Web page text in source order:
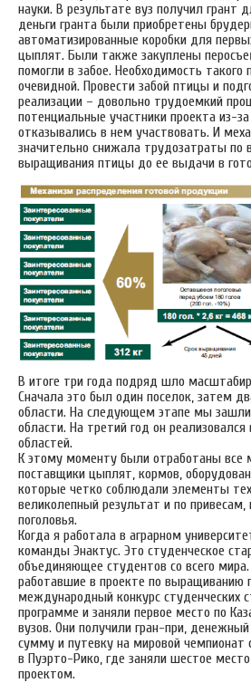
науки. В результате вуз получил грант
деньги гранта были приобретены
автоматизированные коробки для
цыплят. Были также закуплены
помогли в забое. Необходимость такого
очевидной. Провести забой птицы и
реализации – довольно трудоемкий
потенциальные участники проекта из-
отказывались в нем участвовать. И
значительно снижала трудозатраты по
выращивания птицы до ее выдачи в
В итоге три года подряд шло
Сначала это был один поселок, затем
области. На следующем этапе мы
области. На третий год он реализовался
областей.
К этому моменту были отработаны все
поставщики цыплят, кормов,
которые четко соблюдали элементы
великолепный результат и по привесам,
поголовья.
Когда я работала в аграрном
команды Энактус. Это студенческое
объединяющее студентов со всего
работавшие в проекте по выращиванию
международный конкурс студенческих
программе и заняли первое место по
вузов. Они получили гран-при,
сумму и путевку на мировой чемпионат
в Пуэрто-Рико, где заняли шестое
проектом.